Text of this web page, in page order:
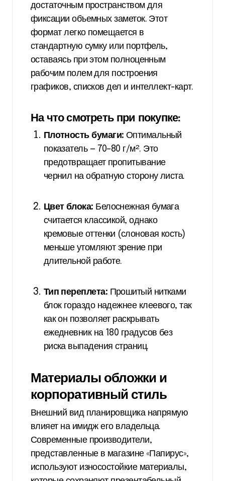
достаточным пространством для
фиксации объемных заметок. Этот
формат легко помещается в
стандартную сумку или портфель,
оставаясь при этом полноценным
рабочим полем для построения
графиков, списков дел и интеллект-карт.
На что смотреть при покупке:
Плотность бумаги: Оптимальный
показатель — 70–80 г/м². Это
предотвращает пропитывание
чернил на обратную сторону листа.
Цвет блока: Белоснежная бумага
считается классикой, однако
кремовые оттенки (слоновая кость)
меньше утомляют зрение при
длительной работе.
Тип переплета: Прошитый нитками
блок гораздо надежнее клеевого, так
как он позволяет раскрывать
ежедневник на 180 градусов без
риска выпадения страниц.
Материалы обложки и
корпоративный стиль
Внешний вид планировщика напрямую
влияет на имидж его владельца.
Современные производители,
представленные в магазине «Папирус»,
используют износостойкие материалы,